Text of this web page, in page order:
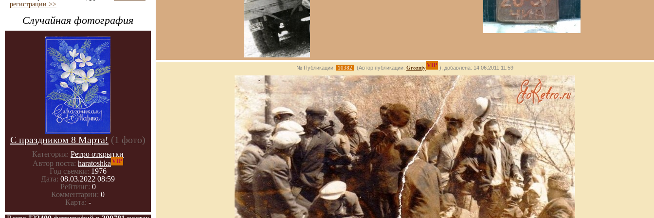
регистрации >>
Случайная фотография
С праздником 8 Марта! (1 фото)
Категория: Ретро открытки
Автор поста: haratoshka VIP
Год съемки: 1976
Дата: 08.03.2022 08:59
Рейтинг: 0
Комментарии: 0
Карта: -
№ Публикации: 10382 (Автор публикации: GrozniyVIP ), добавлена: 14.06.2011 11:59